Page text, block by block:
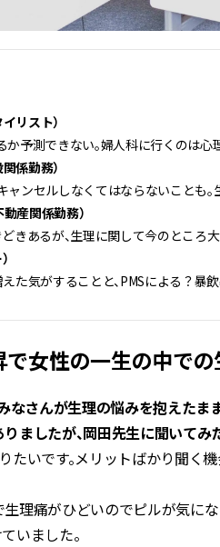
リスト）
か予測できない。婦人科に行くのは
係勤務）
ャンセルしなくてはならないことも
動産関係勤務）
きあるが、生理に関して今のところ
た気がすることと、PMSによる？暴
で女性の一生の中で
みなさんが生理の悩みを抱えた
ましたが、岡田先生に聞いてみ
たいです。メリットばかり聞く
理痛がひどいのでピルが気に
いました。